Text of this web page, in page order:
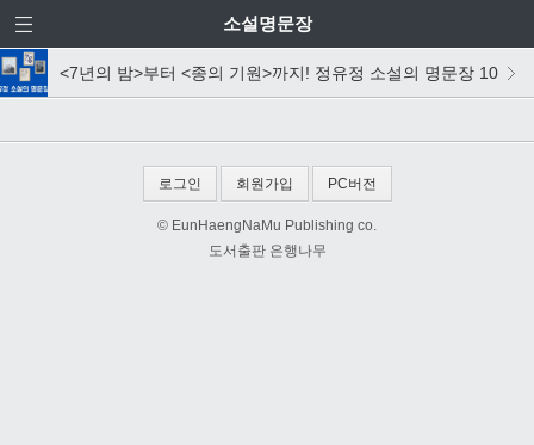
소설명문장
<7년의 밤>부터 <종의 기원>까지! 정유정 소설의 명문장 10
로그인 회원가입 PC버전
© EunHaengNaMu Publishing co.
도서출판 은행나무